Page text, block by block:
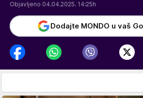
Objavljeno 04.04.2025. 14:25h
Dodajte MONDO u vaš